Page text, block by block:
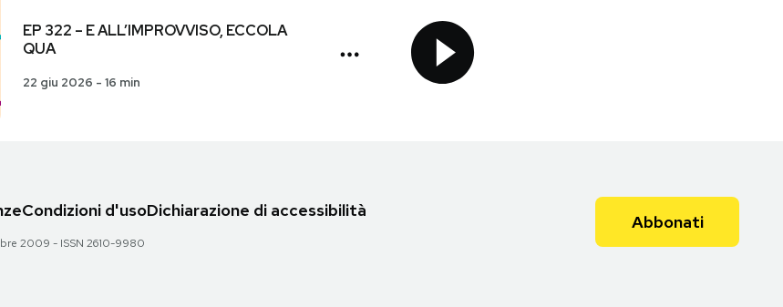
EP 322 – E ALL’IMPROVVISO, ECCOLA
QUA
22 giu 2026 - 16 min
Condizioni d'usoDichiarazione di accessibilità
2009 - ISSN 2610-9980
Abbonati